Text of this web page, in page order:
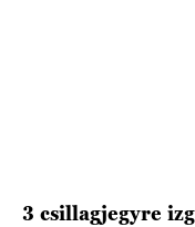
3 csillagjegyre